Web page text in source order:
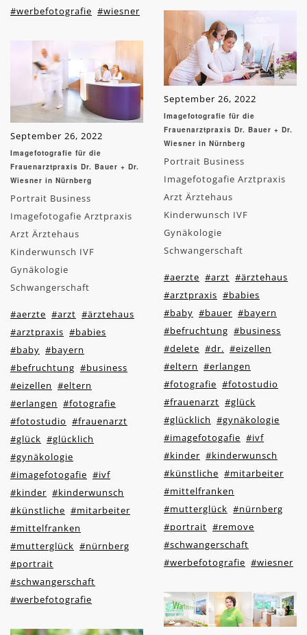
#werbefotografie #wiesner
September 26, 2022
Imagefotografie für die
Frauenarztpraxis Dr. Bauer + Dr.
Wiesner in Nürnberg
Portrait Business
Imagefotogafie Arztpraxis
Arzt Ärztehaus
Kinderwunsch IVF
Gynäkologie
Schwangerschaft
#aerzte #arzt #ärztehaus
#arztpraxis #babies
#baby #bayern
#befruchtung #business
#eizellen #eltern
#erlangen #fotografie
#fotostudio #frauenarzt
#glück #glücklich
#gynäkologie
#imagefotogafie #ivf
#kinder #kinderwunsch
#künstliche #mitarbeiter
#mittelfranken
#mutterglück #nürnberg
#portrait
#schwangerschaft
#werbefotografie
September 26, 2022
Imagefotografie für die
Frauenarztpraxis Dr. Bauer + Dr.
Wiesner in Nürnberg
Portrait Business
Imagefotogafie Arztpraxis
Arzt Ärztehaus
Kinderwunsch IVF
Gynäkologie
Schwangerschaft
#aerzte #arzt #ärztehaus
#arztpraxis #babies
#baby #bauer #bayern
#befruchtung #business
#delete #dr. #eizellen
#eltern #erlangen
#fotografie #fotostudio
#frauenarzt #glück
#glücklich #gynäkologie
#imagefotogafie #ivf
#kinder #kinderwunsch
#künstliche #mitarbeiter
#mittelfranken
#mutterglück #nürnberg
#portrait #remove
#schwangerschaft
#werbefotografie #wiesner